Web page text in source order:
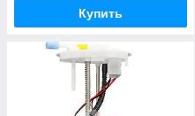
Купить